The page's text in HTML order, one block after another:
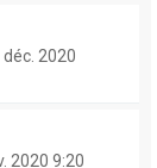
déc. 2020
2020 9:20